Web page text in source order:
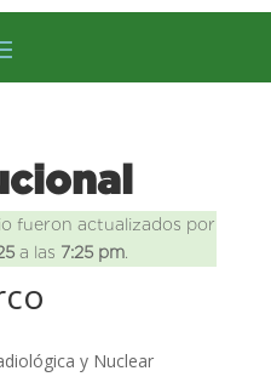
fueron actualizados por
a las 7:25 pm.
y Nuclear